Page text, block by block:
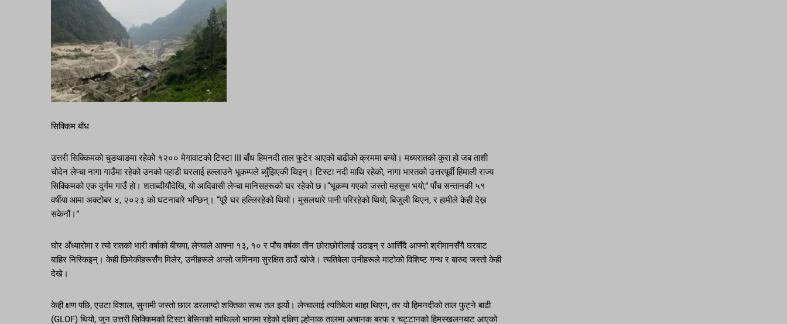
सिक्किम बाँध
उत्तरी सिक्किमको चुङथाङमा रहेको १२०० मेगावाटको टिस्टा III बाँध हिमनदी ताल फुटेर आएको बाढीको क्रममा बग्यो। मध्यरातको कुरा हो जब ताशी
चोदेन लेप्चा नागा गाउँमा रहेको उनको पहाडी घरलाई हल्लाउने भूकम्पले ब्युँझिएकी थिइन्। टिस्टा नदी माथि रहेको, नागा भारतको उत्तरपूर्वी हिमाली राज्य
सिक्किमको एक दुर्गम गाउँ हो। शताब्दीयौंदेखि, यो आदिवासी लेप्चा मानिसहरूको घर रहेको छ।“भूकम्प गएको जस्तो महसुस भयो,” पाँच सन्तानकी ५१
वर्षीया आमा अक्टोबर ४, २०२३ को घटनाबारे भन्छिन्। “पूरै घर हल्लिरहेको थियो। मुसलधारे पानी परिरहेको थियो, बिजुली थिएन, र हामीले केही देख्न
सकेनौं।”
घोर अँध्यारोमा र त्यो रातको भारी वर्षाको बीचमा, लेप्चाले आफ्ना १३, १० र पाँच वर्षका तीन छोराछोरीलाई उठाइन् र आत्तिँदै आफ्नो श्रीमानसँगै घरबाट
बाहिर निस्किइन्। केही छिमेकीहरूसँग मिलेर, उनीहरूले अग्लो जमिनमा सुरक्षित ठाउँ खोजे। त्यतिबेला उनीहरूले माटोको विशिष्ट गन्ध र बारुद जस्तो केही
देखे।
केही क्षण पछि, एउटा विशाल, सुनामी जस्तो छाल डरलाग्दो शक्तिका साथ तल झर्यो। लेप्चालाई त्यतिबेला थाहा थिएन, तर यो हिमनदीको ताल फुट्ने बाढी
(GLOF) थियो, जुन उत्तरी सिक्किमको टिस्टा बेसिनको माथिल्लो भागमा रहेको दक्षिण ल्होनाक तालमा अचानक बरफ र चट्टानको हिमस्खलनबाट आएको